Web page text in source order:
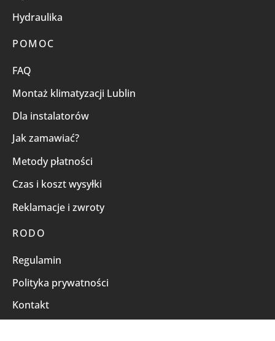
Hydraulika
POMOC
FAQ
Montaż klimatyzacji Lublin
Dla instalatorów
Jak zamawiać?
Metody płatności
Czas i koszt wysyłki
Reklamacje i zwroty
RODO
Regulamin
Polityka prywatności
Kontakt